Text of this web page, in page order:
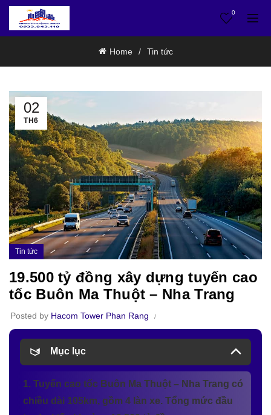
0
Home Tin tức
02
TH6
Tin tức
19.500 tỷ đồng xây dựng tuyến cao
tốc Buôn Ma Thuột – Nha Trang
Posted by Hacom Tower Phan Rang
Mục lục
1. Tuyến cao tốc Buôn Ma Thuột – Nha Trang có
chiều dài 105km, gồm 4 làn xe. Tổng mức đầu